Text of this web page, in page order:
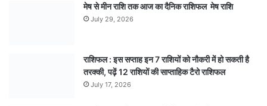
मेष से मीन राशि तक आज का दैनिक राशिफल मेष राशि
July 29, 2026
राशिफल : इस सप्ताह इन 7 राशियों को नौकरी में हो सकती है
तरक्की, पढ़ें 12 राशियों की साप्ताहिक टैरो राशिफल
July 17, 2026